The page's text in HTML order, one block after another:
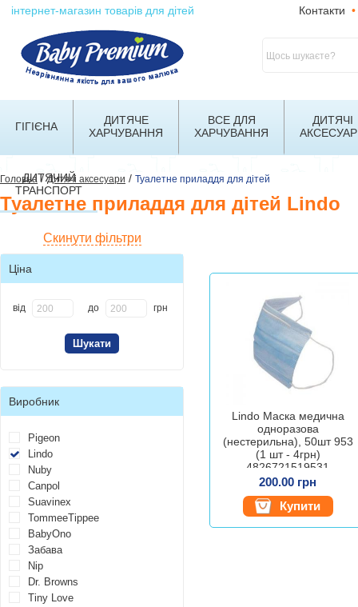
інтернет-магазин товарів для дітей Контакти •
ГІГІЄНА
ДИТЯЧЕ
ХАРЧУВАННЯ
ВСЕ ДЛЯ
ХАРЧУВАННЯ
ДИТЯЧІ
ДИТЯЧИЙ
ТРАНСПОРТ
Головна/Дитячі аксесуари / Туалетне приладдя для дітей
Туалетне приладдя для дітей Lindo
Скинути фільтри
Ціна
від до грн
Виробник
Pigeon
Lindo
Nuby
Canpol
Suavinex
TommeeTippee
BabyOno
Забава
Nip
Dr. Browns
Tiny Love
Lindo Маска медична
одноразова
(нестерильна), 50шт 953
(1 шт - 4грн)
4826721519531
200.00 грн
Купити